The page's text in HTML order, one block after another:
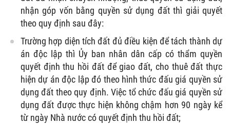
nhận góp vốn bằng quyền sử dụng đất thì giải quyết
theo quy định sau đây:
Trường hợp diện tích đất đủ điều kiện để tách thành dự
án độc lập thì Ủy ban nhân dân cấp có thẩm quyền
quyết định thu hồi đất để giao đất, cho thuê đất thực
hiện dự án độc lập đó theo hình thức đấu giá quyền sử
dụng đất theo quy định. Việc tổ chức đấu giá quyền sử
dụng đất được thực hiện không chậm hơn 90 ngày kể
từ ngày Nhà nước có quyết định thu hồi đất;